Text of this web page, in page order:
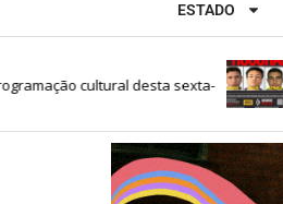
ESTADO
cultural desta sexta-